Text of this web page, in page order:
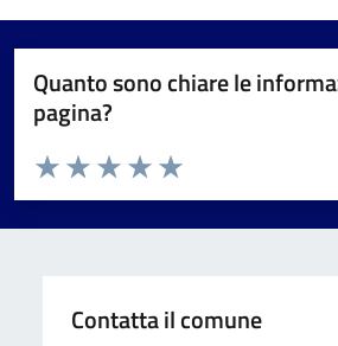
Quanto sono chiare le
pagina?
Valuta da 1 a 5 stelle la pagina
Valuta 5 stelle su 5
Valuta 4 stelle su 5
Valuta 3 stelle su 5
Valuta 2 stelle su 5
Valuta 1 stelle su 5
Contatta il comune